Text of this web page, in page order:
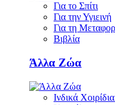
Για το Σπίτι
Για την Υγιεινή
Για τη
Βιβλία
Άλλα Ζώα
Ινδικά